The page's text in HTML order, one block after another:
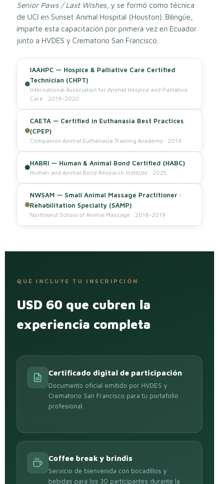
Senior Paws / Last Wishes, y se formó como técnica
de UCI en Sunset Animal Hospital (Houston). Bilingüe,
imparte esta capacitación por primera vez en Ecuador
junto a HVDES y Crematorio San Francisco.
IAAHPC — Hospice & Palliative Care Certified
Technician (CHPT)
International Association for Animal Hospice and Palliative
Care · 2019–2020
CAETA — Certified in Euthanasia Best Practices
(CPEP)
Companion Animal Euthanasia Training Academy · 2019
HABRI — Human & Animal Bond Certified (HABC)
Human and Animal Bond Research Institute · 2025
NWSAM — Small Animal Massage Practitioner ·
Rehabilitation Specialty (SAMP)
Northwest School of Animal Massage · 2018–2019
QUÉ INCLUYE TU INSCRIPCIÓN
USD 60 que cubren la
experiencia completa
Certificado digital de participación
Documento oficial emitido por HVDES y
Crematorio San Francisco para tu portafolio
profesional.
Coffee break y brindis
Servicio de bienvenida con bocadillos y
bebidas para los 30 participantes durante la